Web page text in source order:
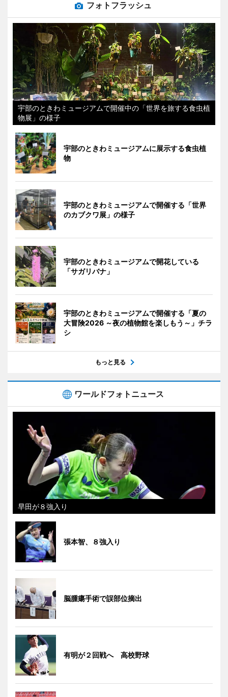
フォトフラッシュ
宇部のときわミュージアムで開催中の「世界を旅する食虫植
物展」の様子
宇部のときわミュージアムに展示する食虫植
物
宇部のときわミュージアムで開催する「世界
のカブクワ展」の様子
宇部のときわミュージアムで開花している
「サガリバナ」
宇部のときわミュージアムで開催する「夏の
大冒険2026 ～夜の植物館を楽しもう～」チラ
シ
もっと見る
ワールドフォトニュース
早田が８強入り
張本智、８強入り
脳腫瘍手術で誤部位摘出
有明が２回戦へ 高校野球